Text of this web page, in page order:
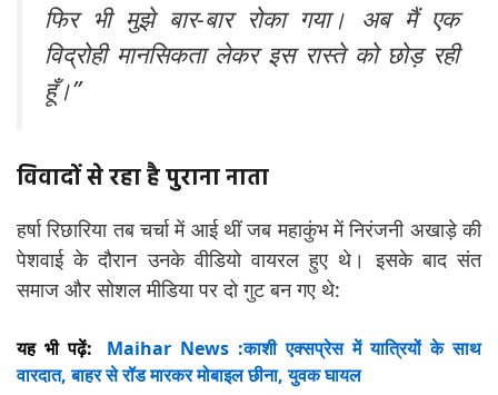
फिर भी मुझे बार-बार रोका गया। अब मैं एक
विद्रोही मानसिकता लेकर इस रास्ते को छोड़ रही
हूँ।”
विवादों से रहा है पुराना नाता
हर्षा रिछारिया तब चर्चा में आई थीं जब महाकुंभ में निरंजनी अखाड़े की
पेशवाई के दौरान उनके वीडियो वायरल हुए थे। इसके बाद संत
समाज और सोशल मीडिया पर दो गुट बन गए थे:
यह भी पढ़ें:
Maihar News :काशी एक्सप्रेस में यात्रियों के साथ
वारदात, बाहर से रॉड मारकर मोबाइल छीना, युवक घायल